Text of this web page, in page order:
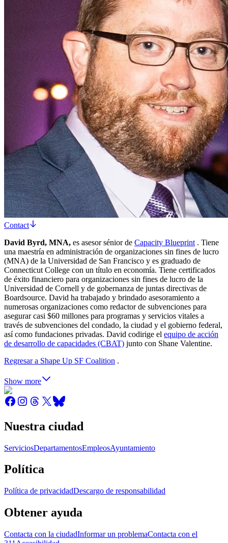
Contact
David Byrd, MNA, es asesor sénior de Capacity Blueprint . Tiene
una maestría en administración de organizaciones sin fines de lucro
(MNA) de la Universidad de San Francisco y es graduado de
Connecticut College con un título en economía. Tiene certificados
de éxito financiero para organizaciones sin fines de lucro de la
Universidad de Cornell y de gobernanza de juntas directivas de
Boardsource. David ha trabajado y brindado asesoramiento a
numerosas organizaciones como redactor de subvenciones para
asegurar casi $60 millones para programas y servicios vitales a
través de subvenciones del condado, la ciudad y el gobierno federal,
así como fundaciones privadas. David codirige el equipo de acción
de desarrollo de capacidades (CBAT) junto con Shane Valentine.
Regresar a Shape Up SF Coalition .
Show more
Nuestra ciudad
ServiciosDepartamentosEmpleosAyuntamiento
Política
Política de privacidadDescargo de responsabilidad
Obtener ayuda
Contacta con la ciudadInformar un problemaContacta con el